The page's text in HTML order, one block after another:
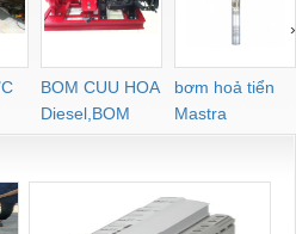
BOM CUU HOA
Diesel,BOM
CHUA CHAY
bơm hoả tiển
Mastra
›